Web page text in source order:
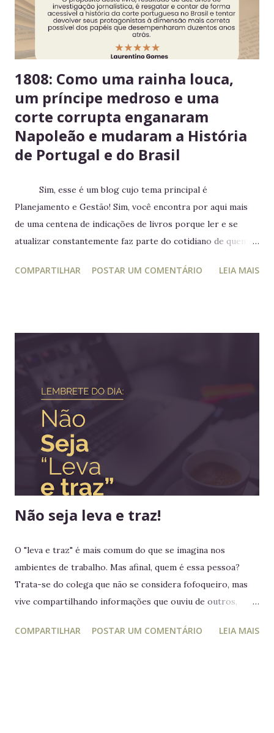
agradável para o próximo usuário. 5. Não deixe alimentos
estragarem Escolha um dia fixo da semana para revisar
seus itens e evitar desperdício. 6....
1808: Como uma rainha louca,
um príncipe medroso e uma
corte corrupta enganaram
Napoleão e mudaram a História
de Portugal e do Brasil
Sim, esse é um blog cujo tema principal é
Planejamento e Gestão! Sim, você encontra por aqui mais
de uma centena de indicações de livros porque ler e se
atualizar constantemente faz parte do cotidiano de quem
planejamento e gestão a leitura e atualização frequente é
territórios alheios, mas nenhum deles tinha ido tão longe a
ponto de cruzar um oceano para viver e reinar do outro
lado do mundo. Embora os europeus dominassem colônias
imensas em diversos continentes, até aquele momento
nenhum rei havia colocado os pés em seus territórios
ultramarinos para uma simples...
COMPARTILHAR POSTAR UM COMENTÁRIO LEIA MAIS
Não seja leva e traz!
O "leva e traz" é mais comum do que se imagina nos
ambientes de trabalho. Mas afinal, quem é essa pessoa?
Trata-se do colega que não se considera fofoqueiro, mas
vive compartilhando informações que ouviu de outros,
prática, ele manipula e desagrega, usando informações
COMPARTILHAR POSTAR UM COMENTÁRIO LEIA MAIS